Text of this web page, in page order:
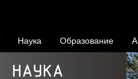
Наука Образование